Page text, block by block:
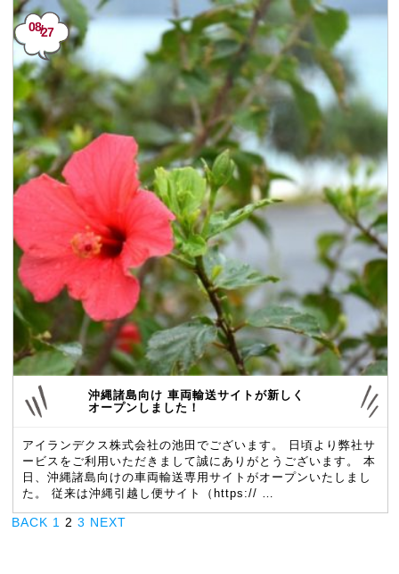
08/27
沖縄諸島向け 車両輸送サイトが新しく
オープンしました！
アイランデクス株式会社の池田でございます。 日頃より弊社サ
ービスをご利用いただきまして誠にありがとうございます。 本
日、沖縄諸島向けの車両輸送専用サイトがオープンいたしまし
た。 従来は沖縄引越し便サイト（https:// …
BACK 1 2 3 NEXT